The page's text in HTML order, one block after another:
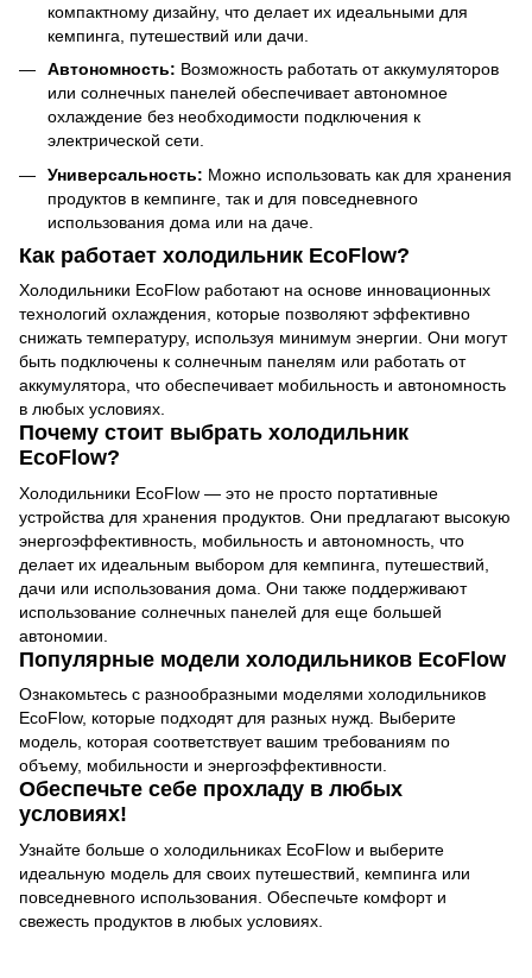
компактному дизайну, что делает их идеальными для
кемпинга, путешествий или дачи.
Автономность: Возможность работать от аккумуляторов
или солнечных панелей обеспечивает автономное
охлаждение без необходимости подключения к
электрической сети.
Универсальность: Можно использовать как для хранения
продуктов в кемпинге, так и для повседневного
использования дома или на даче.
Как работает холодильник EcoFlow?
Холодильники EcoFlow работают на основе инновационных
технологий охлаждения, которые позволяют эффективно
снижать температуру, используя минимум энергии. Они могут
быть подключены к солнечным панелям или работать от
аккумулятора, что обеспечивает мобильность и автономность
в любых условиях.
Почему стоит выбрать холодильник
EcoFlow?
Холодильники EcoFlow — это не просто портативные
устройства для хранения продуктов. Они предлагают высокую
энергоэффективность, мобильность и автономность, что
делает их идеальным выбором для кемпинга, путешествий,
дачи или использования дома. Они также поддерживают
использование солнечных панелей для еще большей
автономии.
Популярные модели холодильников EcoFlow
Ознакомьтесь с разнообразными моделями холодильников
EcoFlow, которые подходят для разных нужд. Выберите
модель, которая соответствует вашим требованиям по
объему, мобильности и энергоэффективности.
Обеспечьте себе прохладу в любых
условиях!
Узнайте больше о холодильниках EcoFlow и выберите
идеальную модель для своих путешествий, кемпинга или
повседневного использования. Обеспечьте комфорт и
свежесть продуктов в любых условиях.